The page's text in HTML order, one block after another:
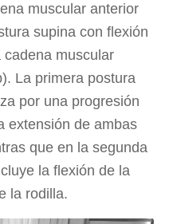
muscular anterior
supina con flexión
muscular
La primera postura
por una progresión
extensión de ambas
que en la segunda
la flexión de la
la rodilla.